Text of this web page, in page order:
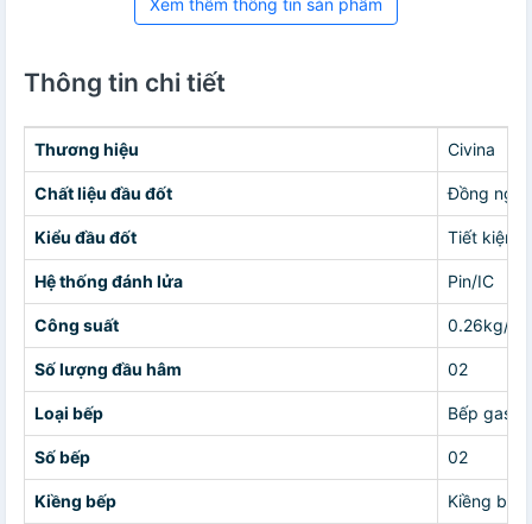
Xem thêm thông tin sản phẩm
Thông tin chi tiết
Thương hiệu Civina
Chất liệu đầu đốt Đồng
Kiểu đầu đốt Tiết kiệm
Hệ thống đánh lửa Pin/IC
Công suất 0.26kg/h/
Số lượng đầu hâm 02
Loại bếp Bếp gas
Số bếp 02
Kiềng bếp Kiềng